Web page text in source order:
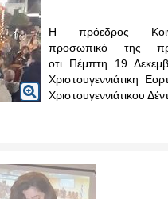
Η πρόεδρος
προσωπικό της
οτι Πέμπτη 19
Χριστουγεννιάτικη
Χριστουγεννιάτικου